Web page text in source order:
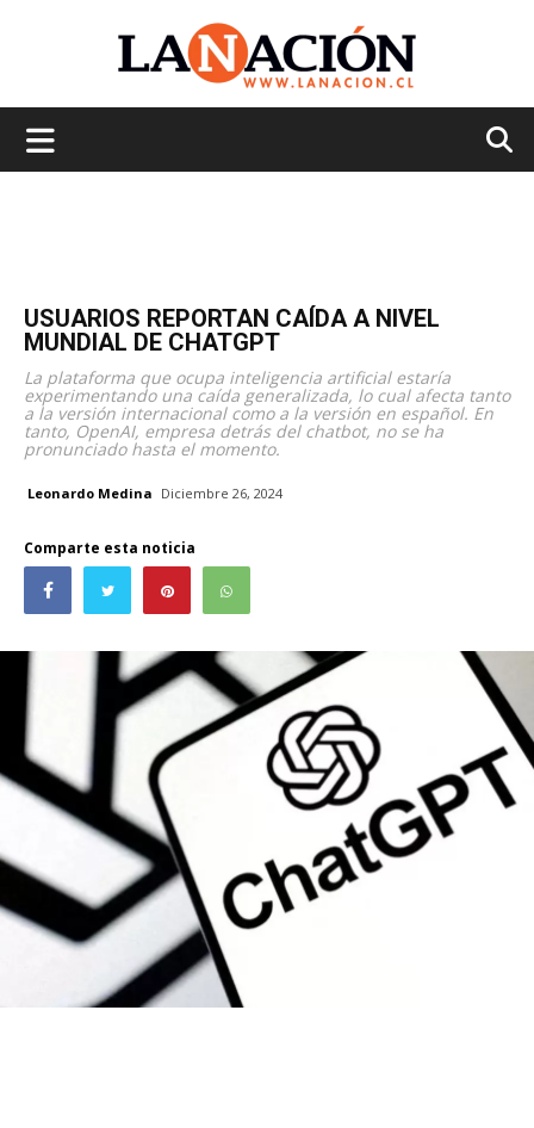
USUARIOS REPORTAN CAÍDA A NIVEL
MUNDIAL DE CHATGPT
La plataforma que ocupa inteligencia artificial estaría
experimentando una caída generalizada, lo cual afecta tanto
a la versión internacional como a la versión en español. En
tanto, OpenAI, empresa detrás del chatbot, no se ha
pronunciado hasta el momento.
Leonardo Medina Diciembre 26, 2024
Comparte esta noticia